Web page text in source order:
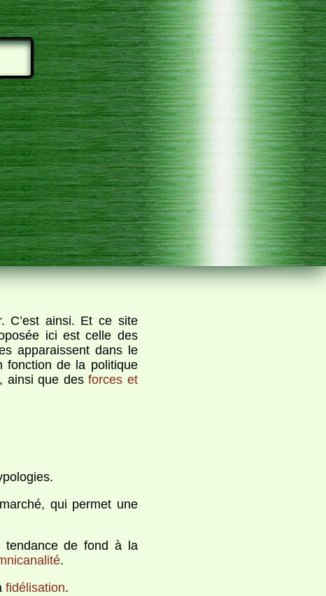
C’est ainsi. Et ce site
ici est celle des
apparaissent dans le
fonction de la politique
, ainsi que desforces et
qui permet une
de fond à la
.
fidélisation.